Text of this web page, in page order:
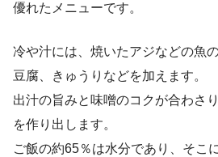
優れたメニューです。
冷や汁には、焼いたアジなどの魚
豆腐、きゅうりなどを加えます。
出汁の旨みと味噌のコクが合わさ
を作り出します。
ご飯の約65％は水分であり、そこ